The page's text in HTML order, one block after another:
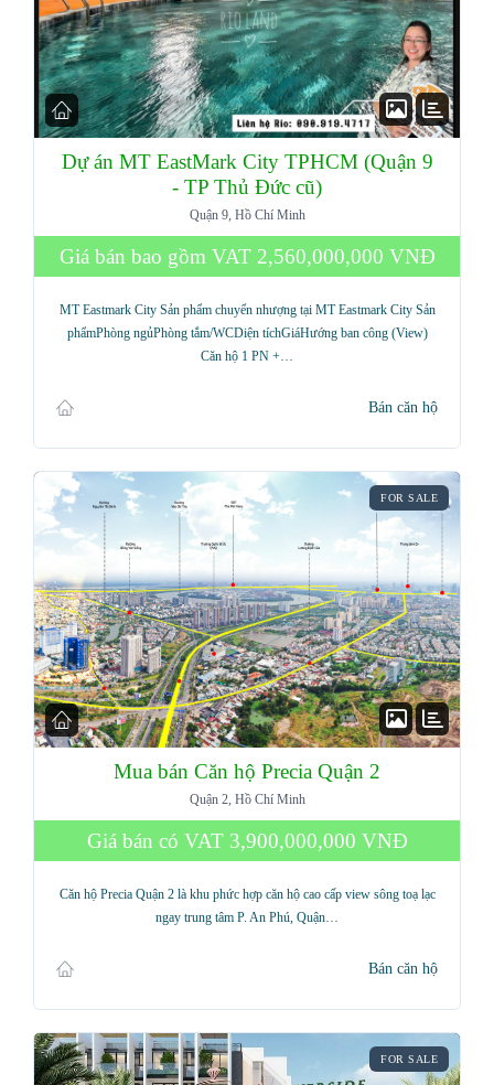
Dự án MT EastMark City TPHCM (Quận 9
- TP Thủ Đức cũ)
Quận 9, Hồ Chí Minh
Giá bán bao gồm VAT 2,560,000,000 VNĐ
MT Eastmark City Sản phẩm chuyển nhượng tại MT Eastmark City Sản
phẩmPhòng ngủPhòng tắm/WCDiện tíchGiáHướng ban công (View)
Căn hộ 1 PN +…
Bán căn hộ
FOR SALE
Mua bán Căn hộ Precia Quận 2
Quận 2, Hồ Chí Minh
Giá bán có VAT 3,900,000,000 VNĐ
Căn hộ Precia Quận 2 là khu phức hợp căn hộ cao cấp view sông toạ lạc
ngay trung tâm P. An Phú, Quận…
Bán căn hộ
FOR SALE